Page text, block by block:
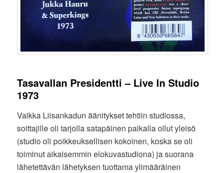
Tasavallan Presidentti – Live In Studio
1973
Vaikka Liisankadun äänitykset tehtiin studiossa,
soittajille oli tarjolla satapäinen paikalla ollut yleisö
(studio oli poikkeuksellisen kokoinen, koska se oli
toiminut aikaisemmin elokuvastudiona) ja suorana
lähetettävän lähetyksen tuottama ylimääräinen